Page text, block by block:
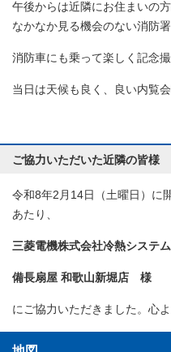
午後からは近隣にお住まいの
なかなか見る機会のない消防
消防車にも乗って楽しく記念
当日は天候も良く、良い内覧
ご協力いただいた近隣の皆様
令和8年2月14日（土曜日）に
あたり、
三菱電機株式会社冷熱システ
備長扇屋 和歌山新堀店 様
にご協力いただきました。心